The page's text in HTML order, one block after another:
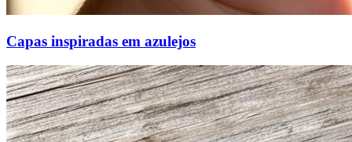
Capas inspiradas em azulejos